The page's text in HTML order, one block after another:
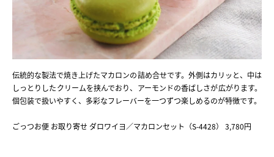
伝統的な製法で焼き上げたマカロンの詰め合せです。外側はカリッと、中は
しっとりしたクリームを挟んでおり、アーモンドの香ばしさが広がります。
個包装で扱いやすく、多彩なフレーバーを一つずつ楽しめるのが特徴です。
ごっつお便 お取り寄せ ダロワイヨ／マカロンセット（S-4428） 3,780円